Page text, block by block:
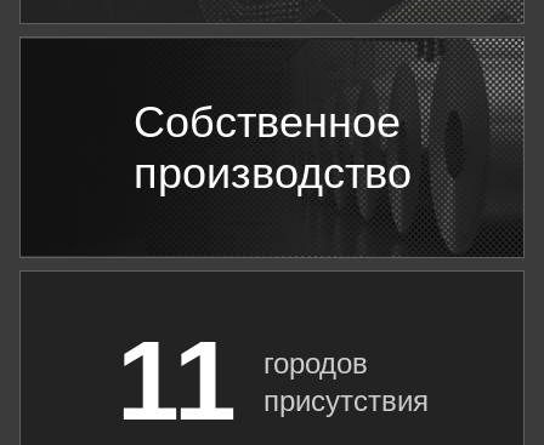
Собственное
производство
11
городов
присутствия